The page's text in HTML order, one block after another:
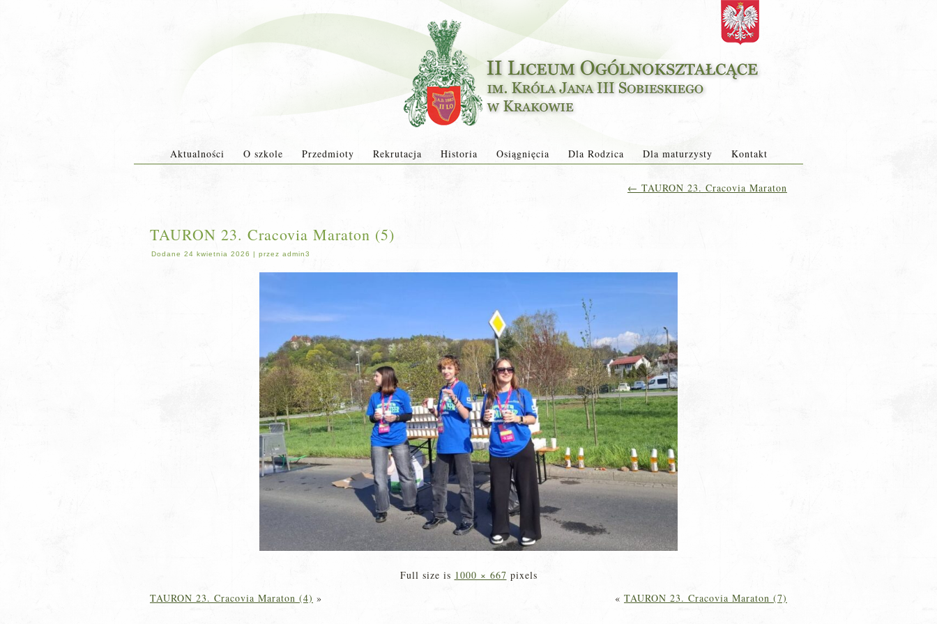
Aktualności O szkole Przedmioty Rekrutacja Historia Osiągnięcia Dla Rodzica Dla maturzysty Kontakt
← TAURON 23. Cracovia Maraton
TAURON 23. Cracovia Maraton (5)
Dodane 24 kwietnia 2026 | przez admin3
Full size is 1000 × 667 pixels
TAURON 23. Cracovia Maraton (4) » « TAURON 23. Cracovia Maraton (7)